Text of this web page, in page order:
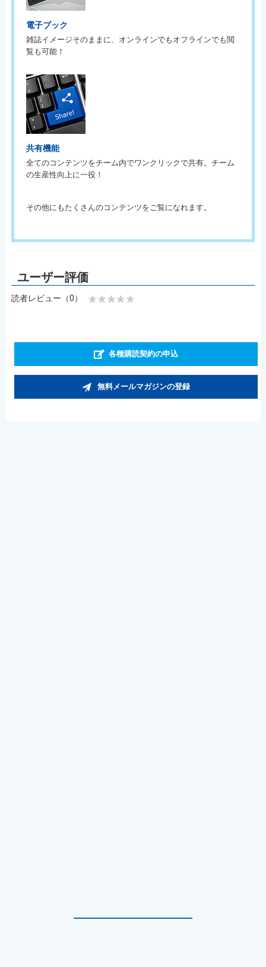
電子ブック
雑誌イメージそのままに、オンラインでもオフラインでも閲
覧も可能！
共有機能
全てのコンテンツをチーム内でワンクリックで共有。チーム
の生産性向上に一役！
その他にもたくさんのコンテンツをご覧になれます。
読者レビュー（0）
各種購読契約の申込
無料メールマガジンの登録